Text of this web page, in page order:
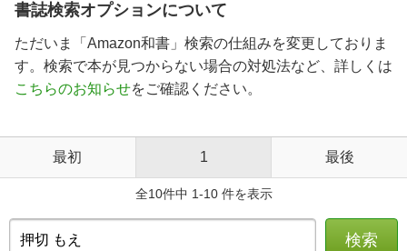
書誌検索オプションについて
ただいま「Amazon和書」検索の仕組みを変更しておりま
す。検索で本が見つからない場合の対処法など、詳しくは
こちらのお知らせをご確認ください。
最初 1 最後
全10件中 1-10 件を表示
検索